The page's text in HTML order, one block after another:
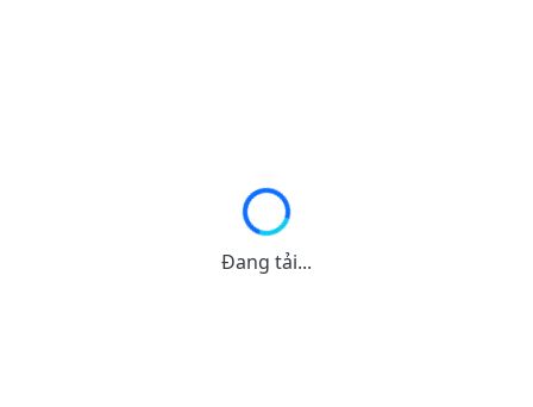
Đang tải...